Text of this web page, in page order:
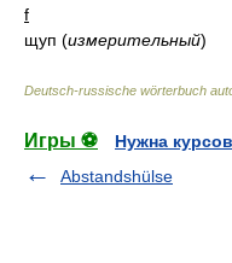
f
щуп (измерительный)
Deutsch-russische wörterbuch
Игры ⚽
Нужна
Abstandshülse